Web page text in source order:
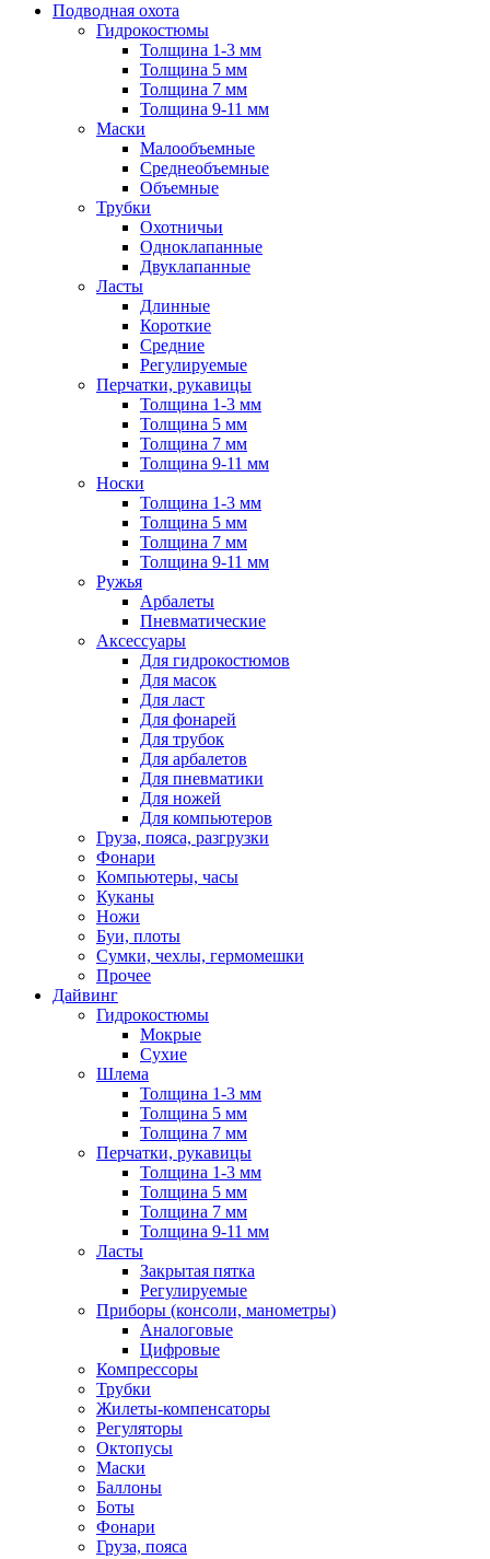
Подводная охота
Гидрокостюмы
Толщина 1-3 мм
Толщина 5 мм
Толщина 7 мм
Толщина 9-11 мм
Маски
Малообъемные
Среднеобъемные
Объемные
Трубки
Охотничьи
Одноклапанные
Двуклапанные
Ласты
Длинные
Короткие
Средние
Регулируемые
Перчатки, рукавицы
Толщина 1-3 мм
Толщина 5 мм
Толщина 7 мм
Толщина 9-11 мм
Носки
Толщина 1-3 мм
Толщина 5 мм
Толщина 7 мм
Толщина 9-11 мм
Ружья
Арбалеты
Пневматические
Аксессуары
Для гидрокостюмов
Для масок
Для ласт
Для фонарей
Для трубок
Для арбалетов
Для пневматики
Для ножей
Для компьютеров
Груза, пояса, разгрузки
Фонари
Компьютеры, часы
Куканы
Ножи
Буи, плоты
Сумки, чехлы, гермомешки
Прочее
Дайвинг
Гидрокостюмы
Мокрые
Сухие
Шлема
Толщина 1-3 мм
Толщина 5 мм
Толщина 7 мм
Перчатки, рукавицы
Толщина 1-3 мм
Толщина 5 мм
Толщина 7 мм
Толщина 9-11 мм
Ласты
Закрытая пятка
Регулируемые
Приборы (консоли, манометры)
Аналоговые
Цифровые
Компрессоры
Трубки
Жилеты-компенсаторы
Регуляторы
Октопусы
Маски
Баллоны
Боты
Фонари
Груза, пояса